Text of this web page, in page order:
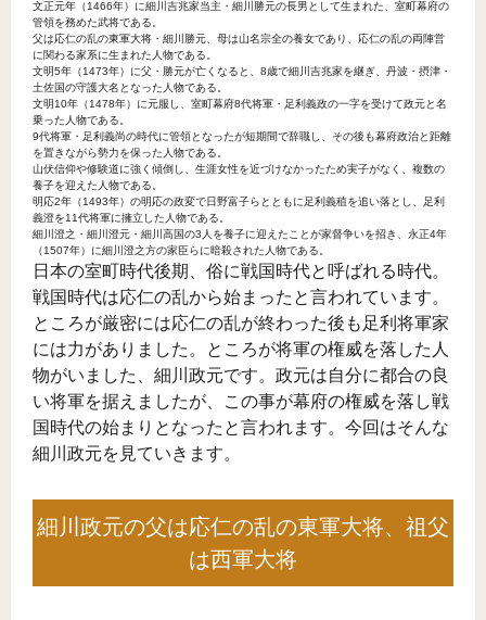
文正元年（1466年）に細川吉兆家当主・細川勝元の長男として生まれた、室町幕府の
管領を務めた武将である。
父は応仁の乱の東軍大将・細川勝元、母は山名宗全の養女であり、応仁の乱の両陣営
に関わる家系に生まれた人物である。
文明5年（1473年）に父・勝元が亡くなると、8歳で細川吉兆家を継ぎ、丹波・摂津・
土佐国の守護大名となった人物である。
文明10年（1478年）に元服し、室町幕府8代将軍・足利義政の一字を受けて政元と名
乗った人物である。
9代将軍・足利義尚の時代に管領となったが短期間で辞職し、その後も幕府政治と距離
を置きながら勢力を保った人物である。
山伏信仰や修験道に強く傾倒し、生涯女性を近づけなかったため実子がなく、複数の
養子を迎えた人物である。
明応2年（1493年）の明応の政変で日野富子らとともに足利義稙を追い落とし、足利
義澄を11代将軍に擁立した人物である。
細川澄之・細川澄元・細川高国の3人を養子に迎えたことが家督争いを招き、永正4年
（1507年）に細川澄之方の家臣らに暗殺された人物である。
日本の室町時代後期、俗に戦国時代と呼ばれる時代。
戦国時代は応仁の乱から始まったと言われています。
ところが厳密には応仁の乱が終わった後も足利将軍家
には力がありました。ところが将軍の権威を落した人
物がいました、細川政元です。政元は自分に都合の良
い将軍を据えましたが、この事が幕府の権威を落し戦
国時代の始まりとなったと言われます。今回はそんな
細川政元を見ていきます。
細川政元の父は応仁の乱の東軍大将、祖父
は西軍大将